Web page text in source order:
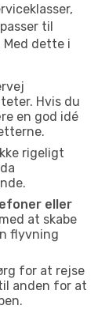
til
dette i
Hvis du
en god idé
rigeligt
eller
at skabe
flyvning
for at rejse
anden for at